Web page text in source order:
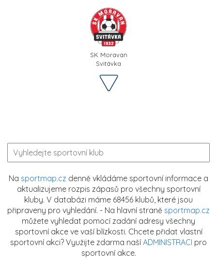
SK Moravan
Svitávka
Na sportmap.cz denně vkládáme sportovní informace a
aktualizujeme rozpis zápasů pro všechny sportovní
kluby. V databázi máme 68456 klubů, které jsou
připraveny pro vyhledání. - Na hlavní straně sportmap.cz
můžete vyhledat pomocí zadání adresy všechny
sportovní akce ve vaší blízkosti. Chcete přidat vlastní
sportovní akci? Využijte zdarma naší ADMINISTRACI pro
sportovní akce.